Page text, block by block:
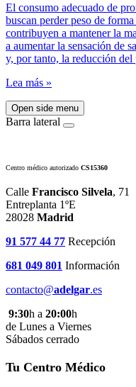
El consumo adecuado de
buscan perder peso de
contribuyen a mantener la
a aumentar la sensación de
y, por tanto, la reducción del
Lea más »
Open side menu
Barra lateral
Centro médico autorizado CS15360
Calle Francisco Silvela, 71
Entreplanta 1ºE
28028 Madrid
91 577 44 77 Recepción
681 049 801 Información
contacto@adelgar.es
9:30h a 20:00h
de Lunes a Viernes
Sábados cerrado
Tu Centro Médico